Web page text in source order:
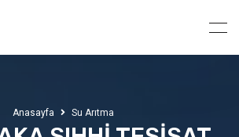
Anasayfa Su Arıtma